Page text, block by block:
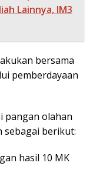
Lainnya, IM3
bersama
pemberdayaan
pangan olahan
sebagai berikut:
hasil 10 MK